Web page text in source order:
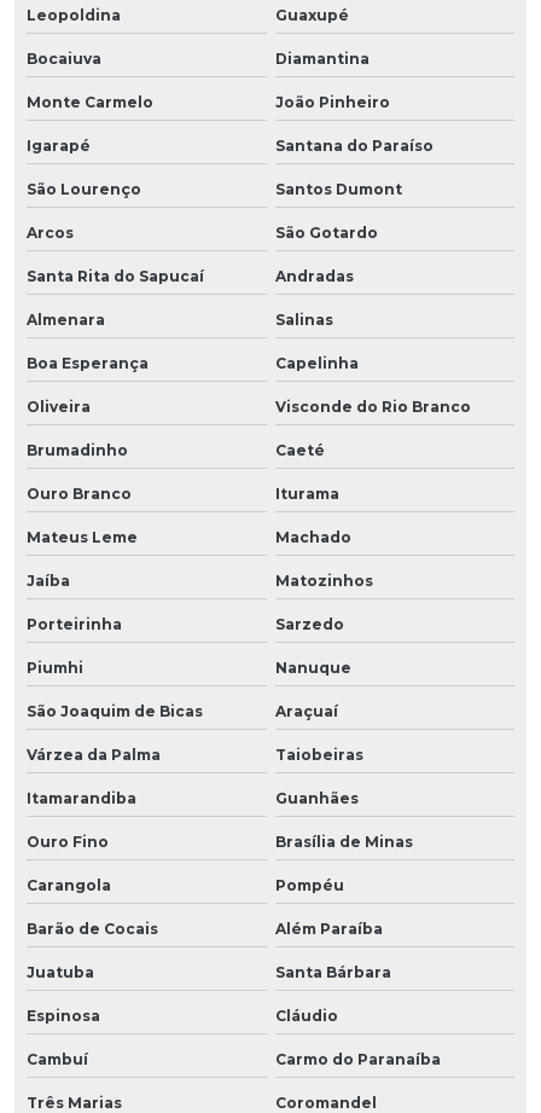
Leopoldina Guaxupé
Bocaiuva Diamantina
Monte Carmelo João Pinheiro
Igarapé Santana do Paraíso
São Lourenço Santos Dumont
Arcos São Gotardo
Santa Rita do Sapucaí Andradas
Almenara Salinas
Boa Esperança Capelinha
Oliveira Visconde do Rio Branco
Brumadinho Caeté
Ouro Branco Iturama
Mateus Leme Machado
Jaíba Matozinhos
Porteirinha Sarzedo
Piumhi Nanuque
São Joaquim de Bicas Araçuaí
Várzea da Palma Taiobeiras
Itamarandiba Guanhães
Ouro Fino Brasília de Minas
Carangola Pompéu
Barão de Cocais Além Paraíba
Juatuba Santa Bárbara
Espinosa Cláudio
Cambuí Carmo do Paranaíba
Três Marias Coromandel